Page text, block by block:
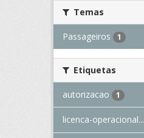
Temas
Passageiros 1
Etiquetas
autorizacao 1
licenca-operacional...